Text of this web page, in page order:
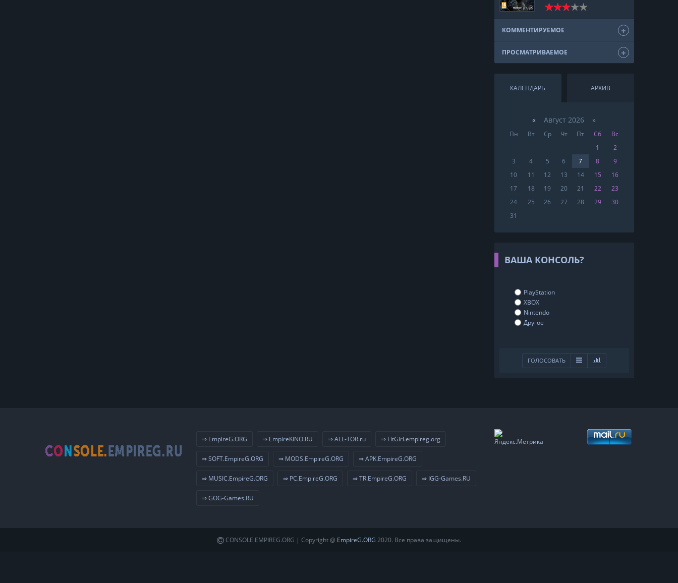
КОММЕНТИРУЕМОЕ
ПРОСМАТРИВАЕМОЕ
КАЛЕНДАРЬ АРХИВ
« Август 2026 »
Пн Вт Ср Чт Пт Сб
Вс
1
2
3
4 5 6 7 8
9
10
11 12 13 14 15
16
17
18 19 20 21 22
23
24
25 26 27 28 29
30
31
ВАША КОНСОЛЬ?
PlayStation
XBOX
Nintendo
Другое
ГОЛОСОВАТЬ
⇒ EmpireG.ORG ⇒ EmpireKINO.RU ⇒ ALL-TOR.ru ⇒ FitGirl.empireg.org
⇒ SOFT.EmpireG.ORG ⇒ MODS.EmpireG.ORG ⇒ APK.EmpireG.ORG
⇒ MUSIC.EmpireG.ORG ⇒ PC.EmpireG.ORG ⇒ TR.EmpireG.ORG ⇒ IGG-Games.RU
⇒ GOG-Games.RU
CONSOLE.EMPIREG.ORG | Copyright @ EmpireG.ORG 2020. Все права защищены.